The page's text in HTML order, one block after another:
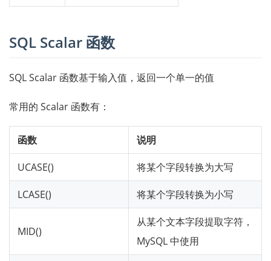
SQL Scalar 函数
SQL Scalar 函数基于输入值，返回一个单一的值
常用的 Scalar 函数有：
函数 说明
UCASE() 将某个字段转换为大写
LCASE() 将某个字段转换为小写
MID()
从某个文本字段提取字符，
MySQL 中使用